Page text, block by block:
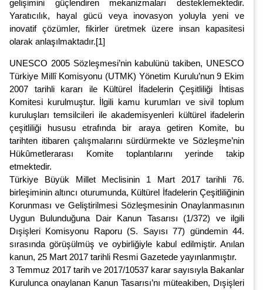
gelişimini güçlendiren mekanizmaları desteklemektedir.
Yaratıcılık, hayal gücü veya inovasyon yoluyla yeni ve
inovatif çözümler, fikirler üretmek üzere insan kapasitesi
olarak anlaşılmaktadır.[1]
UNESCO 2005 Sözleşmesi’nin kabulünü takiben, UNESCO
Türkiye Millî Komisyonu (UTMK) Yönetim Kurulu’nun 9 Ekim
2007 tarihli kararı ile Kültürel İfadelerin Çeşitliliği İhtisas
Komitesi kurulmuştur. İlgili kamu kurumları ve sivil toplum
kuruluşları temsilcileri ile akademisyenleri kültürel ifadelerin
çeşitliliği hususu etrafında bir araya getiren Komite, bu
tarihten itibaren çalışmalarını sürdürmekte ve Sözleşme’nin
Hükûmetlerarası Komite toplantılarını yerinde takip
etmektedir.
Türkiye Büyük Millet Meclisinin 1 Mart 2017 tarihli 76.
birleşiminin altıncı oturumunda, Kültürel İfadelerin Çeşitliliğinin
Korunması ve Geliştirilmesi Sözleşmesinin Onaylanmasının
Uygun Bulunduğuna Dair Kanun Tasarısı (1/372) ve ilgili
Dışişleri Komisyonu Raporu (S. Sayısı 77) gündemin 44.
sırasında görüşülmüş ve oybirliğiyle kabul edilmiştir. Anılan
kanun, 25 Mart 2017 tarihli Resmi Gazetede yayınlanmıştır.
3 Temmuz 2017 tarih ve 2017/10537 karar sayısıyla Bakanlar
Kurulunca onaylanan Kanun Tasarısı’nı müteakiben, Dışişleri